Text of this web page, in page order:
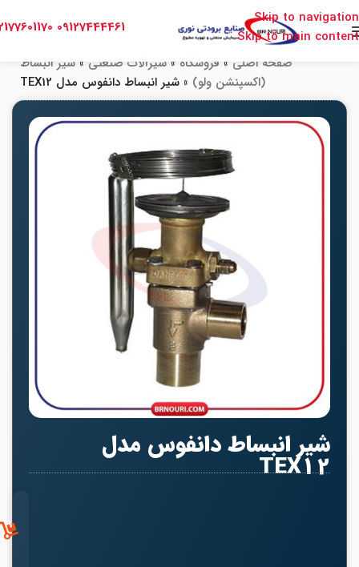
Skip to navigation
Skip to main content
09127444461
صفحه اصلی » فروشگاه » شیرآلات صنعتی » شیر انبساط
(اکسپنشن ولو) » شیر انبساط دانفوس مدل TEX12
شیر انبساط دانفوس مدل
TEX12